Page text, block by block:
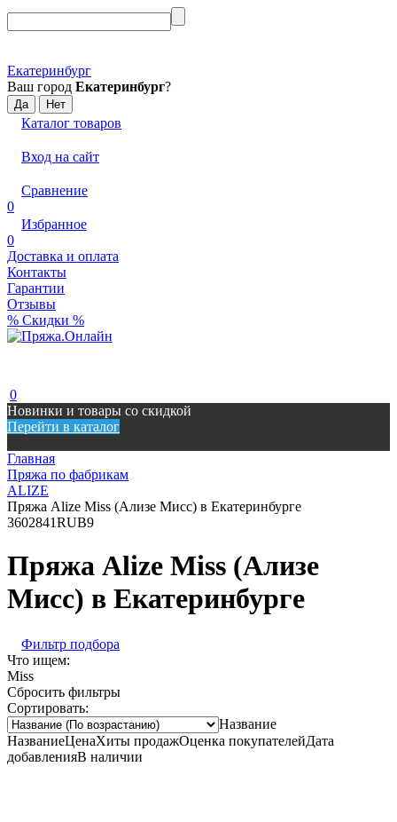
Екатеринбург
Ваш город Екатеринбург?
Каталог товаров
Вход на сайт
Сравнение
0
Избранное
0
Доставка и оплата
Контакты
Гарантии
Отзывы
% Скидки %
0
Новинки и товары со скидкой
Перейти в каталог
Главная
Пряжа по фабрикам
ALIZE
Пряжа Alize Miss (Ализе Мисс) в Екатеринбурге
3602841RUB9
Пряжа Alize Miss (Ализе
Мисс) в Екатеринбурге
Фильтр подбора
Что ищем:
Miss
Сбросить фильтры
Сортировать:
Название
НазваниеЦенаХиты продажОценка покупателейДата
добавленияВ наличии